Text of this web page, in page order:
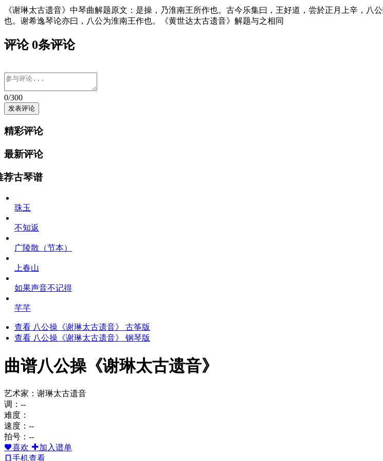
《谢琳太古遗音》中琴曲解题原文：是操，乃淮南王所作也。古今乐集曰，王好道，尝於正月上辛，
也。谢希逸琴论亦曰，八公为淮南王作也。《黄世达太古遗音》解题与之相同
评论 0条评论
0/300
精彩评论
最新评论
荐古琴谱
珠玉
不知返
广陵散（节本）
上春山
如果声音不记得
芊芊
查看 八公操《谢琳太古遗音》 古筝版
查看 八公操《谢琳太古遗音》 钢琴版
曲谱八公操《谢琳太古遗音》
艺术家：谢琳太古遗音
调：--
难度：
速度：--
拍号：--
喜欢
加入谱单
手机查看